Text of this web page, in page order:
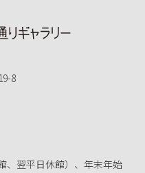
8
、翌平日休館）、年末年始